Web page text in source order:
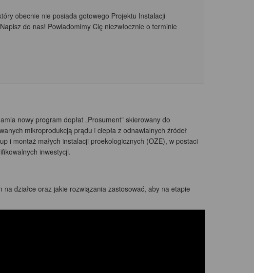
obecnie nie posiada gotowego Projektu Instalacji
do nas! Powiadomimy Cię niezwłocznie o terminie
nowy program dopłat „Prosument” skierowany do
mikroprodukcją prądu i ciepła z odnawialnych źródeł
i montaż małych instalacji proekologicznych (OZE), w postaci
inwestycji.
działce oraz jakie rozwiązania zastosować, aby na etapie